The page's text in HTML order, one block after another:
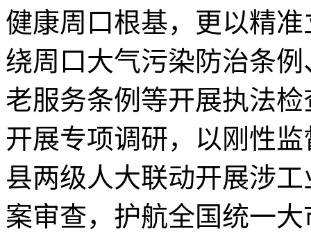
健康周口根基，更以精
绕周口大气污染防治条
老服务条例等开展执法
开展专项调研，以刚性
县两级人大联动开展涉
案审查，护航全国统一